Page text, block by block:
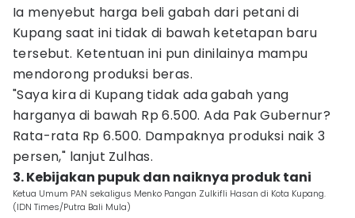
Ia menyebut harga beli gabah dari petani di
Kupang saat ini tidak di bawah ketetapan baru
tersebut. Ketentuan ini pun dinilainya mampu
mendorong produksi beras.
"Saya kira di Kupang tidak ada gabah yang
harganya di bawah Rp 6.500. Ada Pak Gubernur?
Rata-rata Rp 6.500. Dampaknya produksi naik 3
persen," lanjut Zulhas.
3. Kebijakan pupuk dan naiknya produk tani
Ketua Umum PAN sekaligus Menko Pangan Zulkifli Hasan di Kota Kupang.
(IDN Times/Putra Bali Mula)